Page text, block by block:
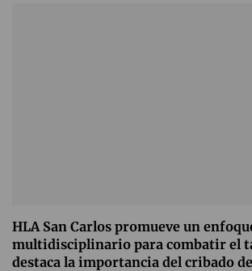
HLA San Carlos promueve un
multidisciplinario para combatir el
destaca la importancia del cribado